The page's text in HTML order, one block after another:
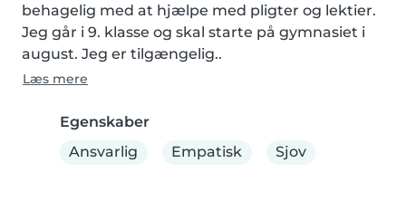
behagelig med at hjælpe med pligter og lektier.
Jeg går i 9. klasse og skal starte på gymnasiet i
august. Jeg er tilgængelig..
Læs mere
Egenskaber
Ansvarlig
Empatisk Sjov